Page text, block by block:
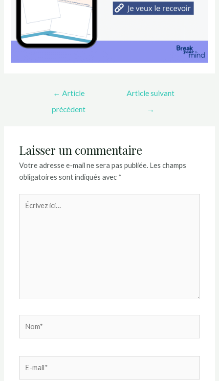
← Article
précédent
Article suivant
→
Laisser un commentaire
Votre adresse e-mail ne sera pas publiée. Les champs
obligatoires sont indiqués avec *